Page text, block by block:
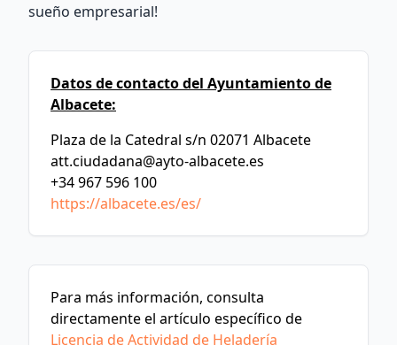
sueño empresarial!
Datos de contacto del Ayuntamiento de
Albacete:
Plaza de la Catedral s/n 02071 Albacete
att.ciudadana@ayto-albacete.es
+34 967 596 100
https://albacete.es/es/
Para más información, consulta
directamente el artículo específico de
Licencia de Actividad de Heladería